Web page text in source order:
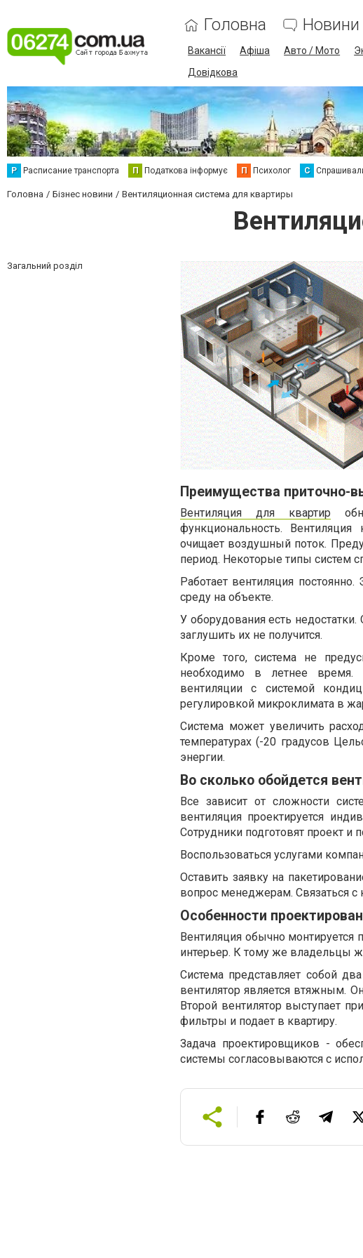
Головна Новини
Вакансії Афіша Авто / Мото
Довідкова
Р Расписание транспорта П Податкова інформує П Психолог С
Головна Бізнес новини Вентиляционная система для квартиры
Загальний розділ
Преимущества приточно-
Вентиляция для квартир
функциональность.
очищает воздушный поток.
период. Некоторые типы систем
Работает вентиляция
среду на объекте.
У оборудования есть
заглушить их не получится.
Кроме того, система не
необходимо в летнее время.
вентиляции с системой
регулировкой микроклимата в
Система может увеличить
температурах (-20 градусов
энергии.
Во сколько обойдется
Все зависит от сложности
вентиляция проектируется
Сотрудники подготовят проект и
Воспользоваться услугами
Оставить заявку на
вопрос менеджерам. Связаться с
Особенности
Вентиляция обычно монтируется
интерьер. К тому же владельцы
Система представляет собой
вентилятор является втяжным.
Второй вентилятор выступает
фильтры и подает в квартиру.
Задача проектировщиков -
системы согласовываются с